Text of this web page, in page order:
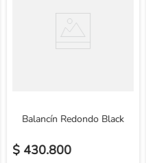
ingresa al siguiente link:
https://
Balancín Redondo Black
$ 430.800